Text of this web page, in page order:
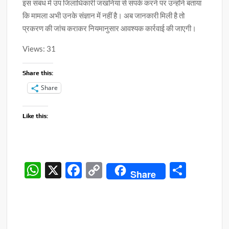
इस संबंध में उप जिलाधिकारी जखनियां से संपर्क करने पर उन्होंने बताया
कि मामला अभी उनके संज्ञान में नहीं है। अब जानकारी मिली है तो
प्रकरण की जांच कराकर नियमानुसार आवश्यक कार्रवाई की जाएगी।
Views: 31
Share this:
Share
Like this:
W X
F
C
o
Share